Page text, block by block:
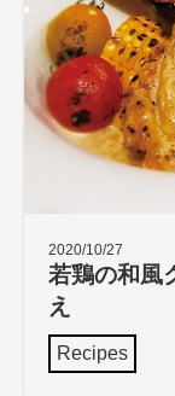
2020/10/27
若鶏の和風
え
Recipes